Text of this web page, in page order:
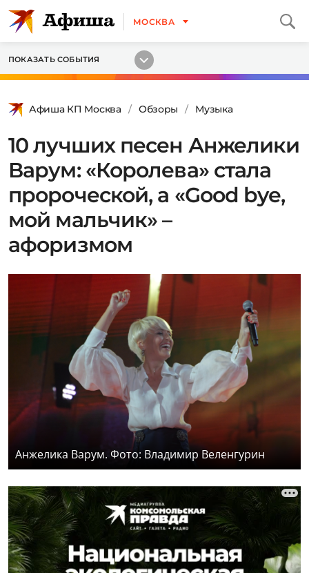
МОСКВА
ПОКАЗАТЬ СОБЫТИЯ
Афиша КП Москва Обзоры Музыка
10 лучших песен Анжелики
Варум: «Королева» стала
пророческой, а «Good bye,
мой мальчик» –
афоризмом
Анжелика Варум. Фото: Владимир Веленгурин